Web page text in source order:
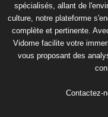
spécialisés, allant de
culture, notre plateforme
complète et pertinente.
Vidome facilite votre
vous proposant des
Contactez-